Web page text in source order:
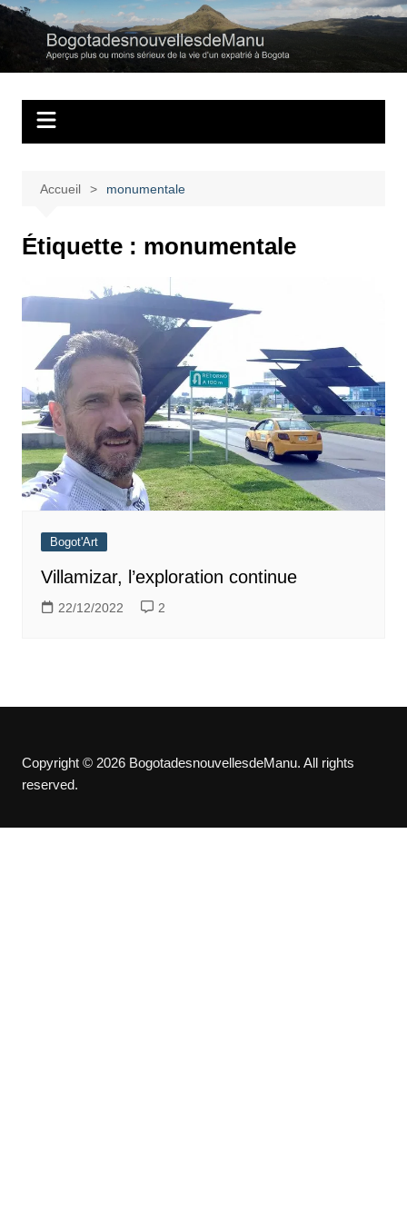
Aller
contenu
Regards personnels sur la vie d’expatrié à Bogota
Accueil monumentale
Étiquette : monumentale
Bogot'Art
Villamizar, l’exploration continue
22/12/2022 2
Copyright © 2026 BogotadesnouvellesdeManu. All rights
reserved.